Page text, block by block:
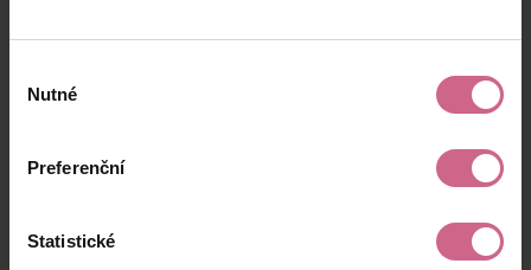
souhlasu
Nutné
Preferenční
Statistické
Shrnutí problematiky risk
Rizikový a money management nejsou jen